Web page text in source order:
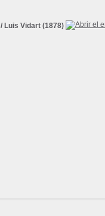
/ Luis Vidart (1878)